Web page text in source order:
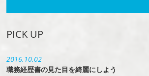
PICK UP
2016.10.02
職務経歴書の見た目を綺麗にしよう